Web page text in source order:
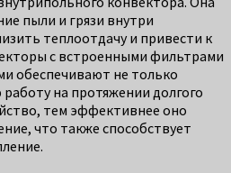
пыли и грязи внутри
теплоотдачу и привести к
с встроенными фильтрами
обеспечивают не только
на протяжении долгого
тем эффективнее оно
что также способствует